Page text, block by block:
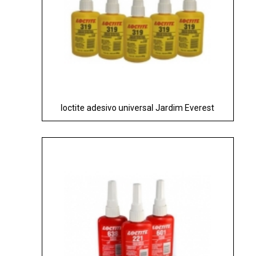
loctite adesivo universal Jardim Everest